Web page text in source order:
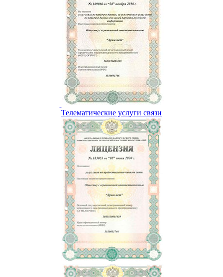
Телематические услуги связи